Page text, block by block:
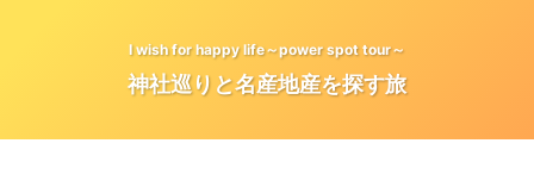
I wish for happy life～power spot tour～
神社巡りと名産地産を探す旅